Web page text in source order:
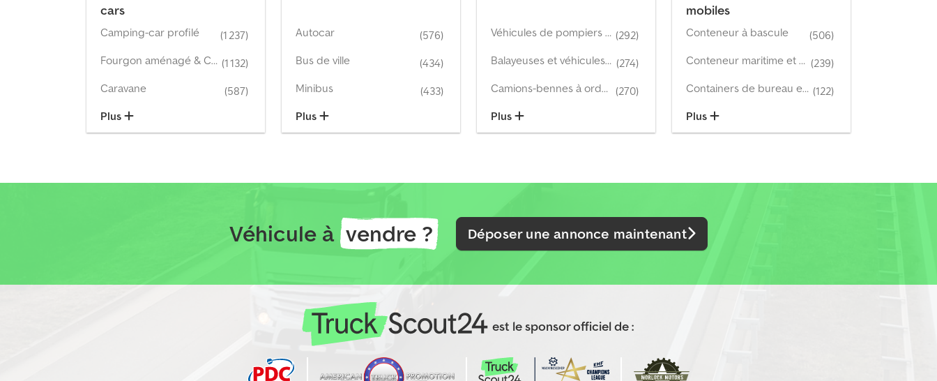
cars
Camping-car profilé
(1 237)
Fourgon aménagé & Campervan (1 132)
Caravane
(587)
Plus
Autocar
(576)
Bus de ville
(434)
Minibus
(433)
Plus
Véhicules de pompiers et ambulances (292)
Balayeuses et véhicules de service routier (274)
Camions-bennes à ordures et véhicules de collecte des déchets (270)
Plus
mobiles
Conteneur à bascule
(506)
Conteneur maritime et conteneur de stockage (239)
Containers de bureau et containers d’habitation (122)
Plus
Véhicule à vendre ? Déposer une annonce maintenant
est le sponsor officiel de :